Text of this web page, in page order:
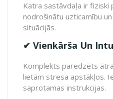
Katra sastāvdaļa ir fiziski
nodrošinātu uzticamību
situācijās.
✔ Vienkārša Un
Komplekts paredzēts
lietām stresa apstākļos.
saprotamas instrukcijas.